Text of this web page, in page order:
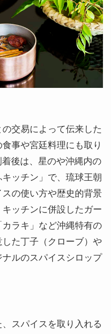
交易によって伝来した
事や宮廷料理にも取り
後は、星のや沖縄内の
ッチン」で、琉球王朝
の使い方や歴史的背景
ッチンに併設したガー
ラキ」など沖縄特有の
た丁子（クローブ）や
ルのスパイスシロップ
スパイスを取り入れる